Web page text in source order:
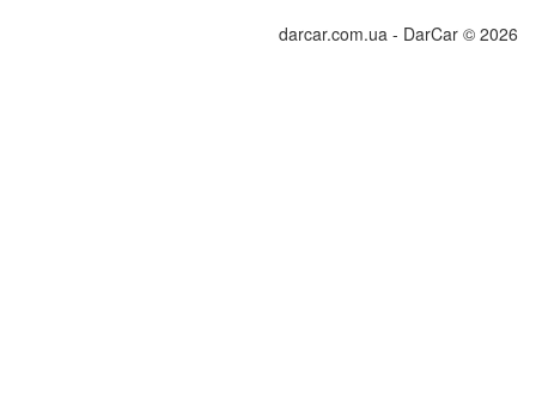
darcar.com.ua - DarCar © 2026